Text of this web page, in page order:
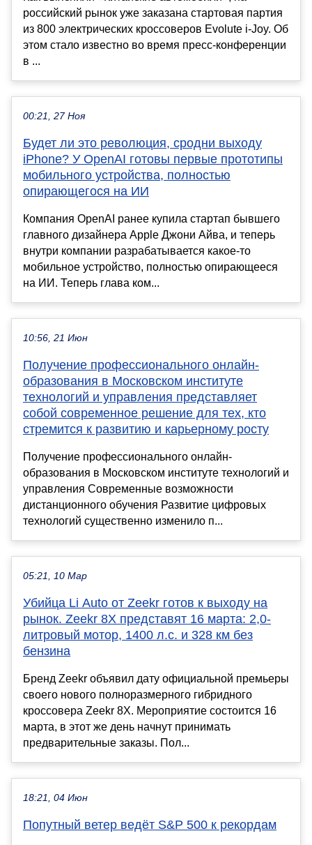
российский рынок уже заказана стартовая партия
из 800 электрических кроссоверов Evolute i-Joy. Об
этом стало известно во время пресс-конференции
в ...
00:21, 27 Ноя
Будет ли это революция, сродни выходу
iPhone? У OpenAI готовы первые прототипы
мобильного устройства, полностью
опирающегося на ИИ
Компания OpenAI ранее купила стартап бывшего
главного дизайнера Apple Джони Айва, и теперь
внутри компании разрабатывается какое-то
мобильное устройство, полностью опирающееся
на ИИ. Теперь глава ком...
10:56, 21 Июн
Получение профессионального онлайн-
образования в Московском институте
технологий и управления представляет
собой современное решение для тех, кто
стремится к развитию и карьерному росту
Получение профессионального онлайн-
образования в Московском институте технологий и
управления Современные возможности
дистанционного обучения Развитие цифровых
технологий существенно изменило п...
05:21, 10 Мар
Убийца Li Auto от Zeekr готов к выходу на
рынок. Zeekr 8X представят 16 марта: 2,0-
литровый мотор, 1400 л.с. и 328 км без
бензина
Бренд Zeekr объявил дату официальной премьеры
своего нового полноразмерного гибридного
кроссовера Zeekr 8X. Мероприятие состоится 16
марта, в этот же день начнут принимать
предварительные заказы. Пол...
18:21, 04 Июн
Попутный ветер ведёт S&P 500 к рекордам